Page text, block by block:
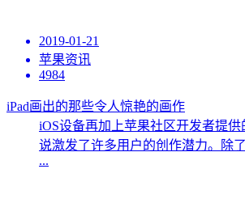
2019-01-21
苹果资讯
4984
iPad画出的那些令人惊艳的画作
iOS设备再加上苹果社区开发者提
说激发了许多用户的创作潜力。除
...